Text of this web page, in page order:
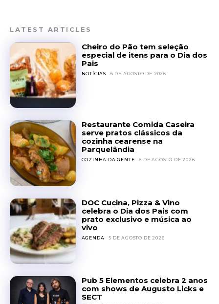
LATEST ARTICLES
Cheiro do Pão tem seleção
especial de itens para o Dia dos
Pais
NOTÍCIAS 6 DE AGOSTO DE 2026
Restaurante Comida Caseira
serve pratos clássicos da
cozinha cearense na
Parquelândia
COZINHA DA GENTE 6 DE AGOSTO DE 2026
DOC Cucina, Pizza & Vino
celebra o Dia dos Pais com
prato exclusivo e música ao
vivo
AGENDA 5 DE AGOSTO DE 2026
Pub 5 Elementos celebra 2 anos
com shows de Augusto Licks e
SECT